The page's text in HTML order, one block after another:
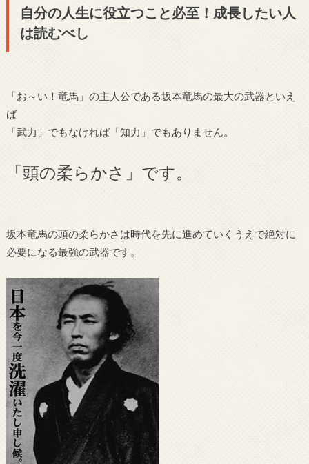
自分の人生に役立つこと必至！成長したい人
は読むべし
「お～い！竜馬」の主人公である坂本竜馬の最大の武器といえ
ば
「武力」でもなければ「知力」でもありません。
「頭の柔らかさ」です。
坂本竜馬の頭の柔らかさは時代を先に進めていくうえで絶対に
必要になる最強の武器です。